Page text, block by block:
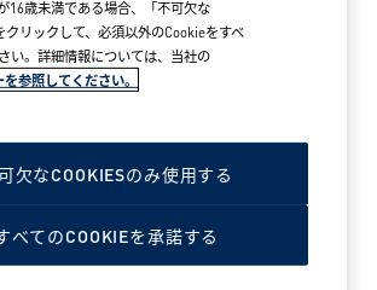
of outdoor sports for the
kinds of music for the heart,
kinds of cooking styles for
16歳未満である場合、「不可欠な
リックして、必須以外のCookieをすべ
い。詳細情報については、当社の
参照してください。
欠なCOOKIESのみ使用する
べてのCOOKIEを承諾する